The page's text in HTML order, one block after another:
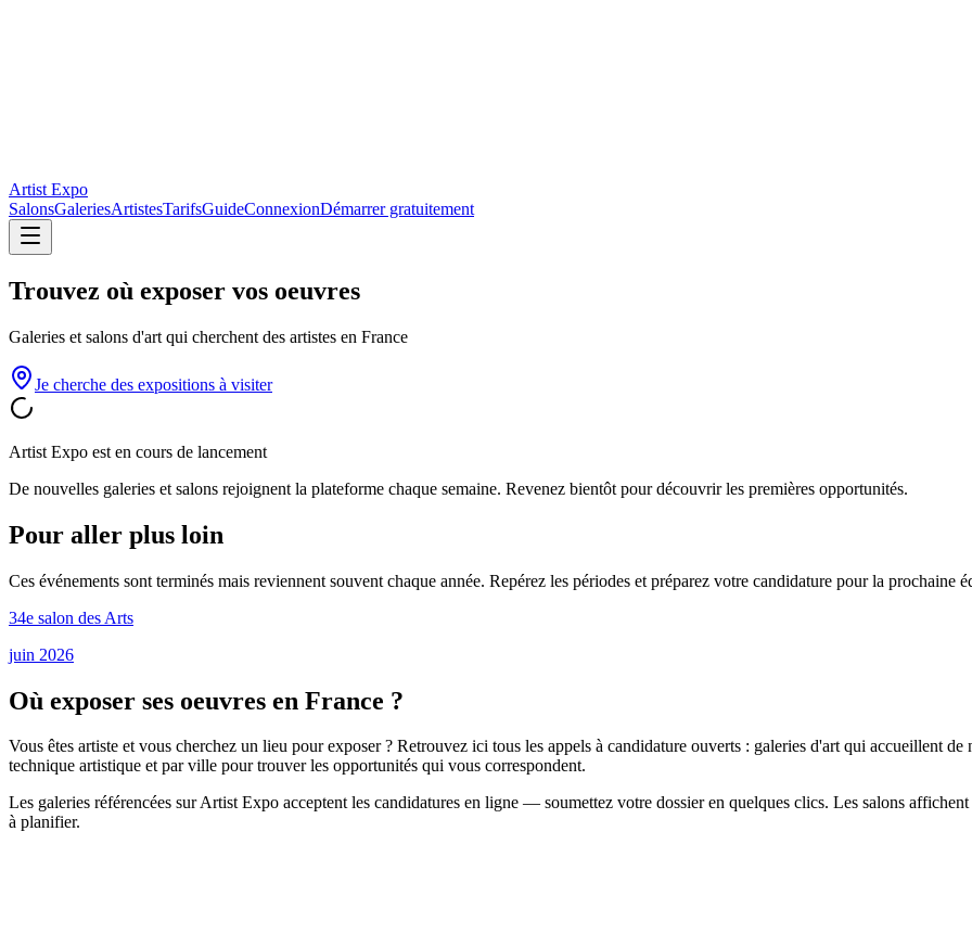
Artist Expo
SalonsGaleriesArtistesTarifsGuideConnexionDémarrer gratuitement
Trouvez où exposer vos oeuvres
Galeries et salons d'art qui cherchent des artistes en France
Je cherche des expositions à visiter
Artist Expo est en cours de lancement
De nouvelles galeries et salons rejoignent la plateforme chaque semaine. Revenez bientôt pour découvrir les premières opportunités.
Pour aller plus loin
Ces événements sont terminés mais reviennent souvent chaque année. Repérez les périodes et préparez votre candidature pour la prochaine
34e salon des Arts
juin 2026
Où exposer ses oeuvres en France ?
Vous êtes artiste et vous cherchez un lieu pour exposer ? Retrouvez ici tous les appels à candidature ouverts : galeries d'art qui accueillent
technique artistique et par ville pour trouver les opportunités qui vous correspondent.
Les galeries référencées sur Artist Expo acceptent les candidatures en ligne — soumettez votre dossier en quelques clics. Les salons
à planifier.